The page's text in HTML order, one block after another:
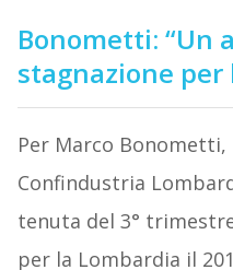
Bonometti: “Un
stagnazione per
Per Marco
Confindustria
tenuta del 3°
per la Lombardia il